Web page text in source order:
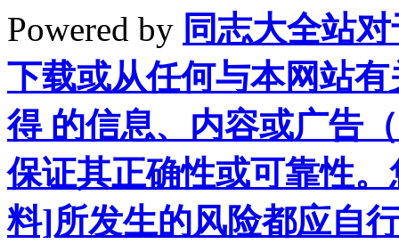
Powered by 同志大全站
下载或从任何与本网站
得 的信息、内容或广告
保证其正确性或可靠性
料]所发生的风险都应自